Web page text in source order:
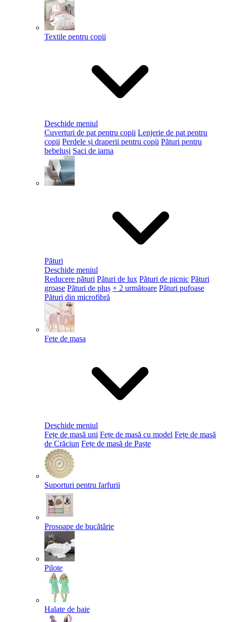
Textile pentru copii
Deschide meniul
Cuverturi de pat pentru copii Lenjerie de pat pentru
copii Perdele și draperii pentru copii Pături pentru
bebeluși Saci de iarna
Pături
Deschide meniul
Reducere pături Pături de lux Pături de picnic Pături
groase Pături de pluș + 2 următoare Pături pufoase
Pături din microfibră
Fete de masa
Deschide meniul
Fețe de masă uni Fețe de masă cu model Fețe de masă
de Crăciun Fețe de masă de Paște​
Suporturi pentru farfurii
Prosoape de bucătărie
Pilote
Halate de baie